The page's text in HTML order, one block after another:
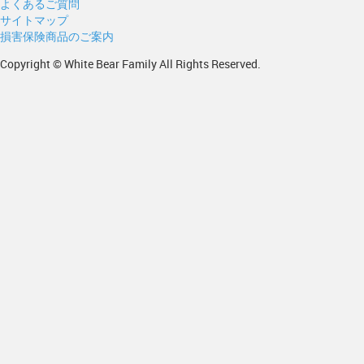
よくあるご質問
サイトマップ
損害保険商品のご案内
Copyright © White Bear Family All Rights Reserved.